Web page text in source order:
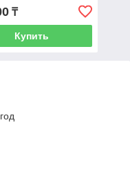
₸
Купить